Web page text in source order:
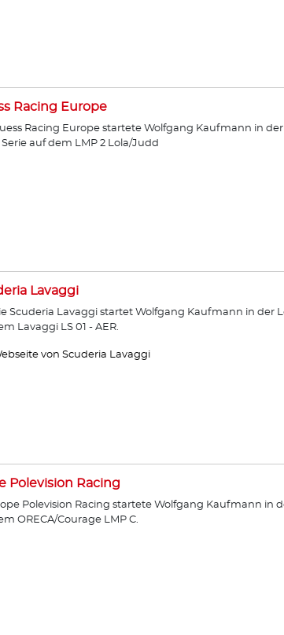
Racing Europe
Racing Europe startete Wolfgang Kaufmann in
Serie auf dem LMP 2 Lola/Judd
Lavaggi
Scuderia Lavaggi startet Wolfgang Kaufmann in der
Lavaggi LS 01 - AER.
von Scuderia Lavaggi
Polevision Racing
Polevision Racing startete Wolfgang Kaufmann in
ORECA/Courage LMP C.